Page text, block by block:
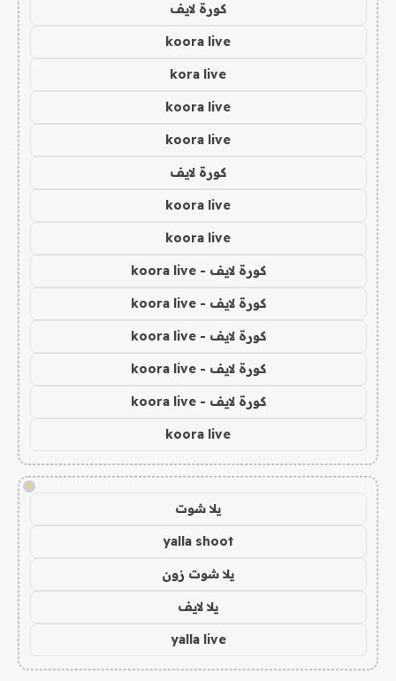
كورة لايف
koora live
kora live
koora live
koora live
كورة لايف
koora live
koora live
كورة لايف - koora live
كورة لايف - koora live
كورة لايف - koora live
كورة لايف - koora live
كورة لايف - koora live
koora live
!
يلا شوت
yalla shoot
يلا شوت زون
يلا لايف
yalla live